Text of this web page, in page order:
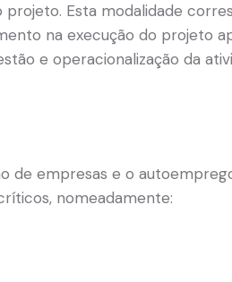
Esta modalidade
na execução do projeto
e operacionalização da
de empresas e o
nomeadamente: